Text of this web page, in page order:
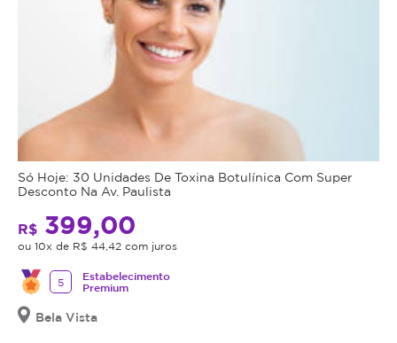
Só Hoje: 30 Unidades De Toxina Botulínica Com Super
Desconto Na Av. Paulista
R$ 399,00
ou 10x de R$ 44,42 com juros
5
Estabelecimento
Premium
Bela Vista